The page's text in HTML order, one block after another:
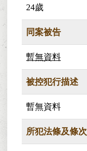
24歲
同案被告
暫無資料
被控犯行描述
暫無資料
所犯法條及條次